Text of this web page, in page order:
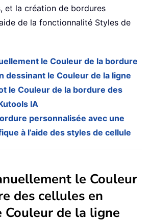
et la création de bordures
de la fonctionnalité Styles de
le Couleur de la bordure
dessinant le Couleur de la ligne
le Couleur de la bordure des
IA
personnalisée avec une
à l’aide des styles de cellule
le Couleur
des cellules en
Couleur de la ligne